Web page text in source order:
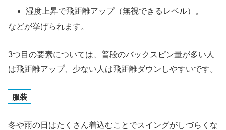
湿度上昇で飛距離アップ（無視できるレベル）。
などが挙げられます。
3つ目の要素については、普段のバックスピン量が多い人
は飛距離アップ、少ない人は飛距離ダウンしやすいです。
服装
冬や雨の日はたくさん着込むことでスイングがしづらくな